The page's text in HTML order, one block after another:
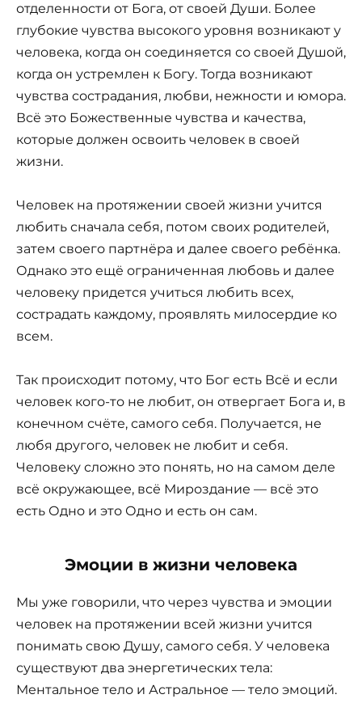
отделенности от Бога, от своей Души. Более
глубокие чувства высокого уровня возникают у
человека, когда он соединяется со своей Душой,
когда он устремлен к Богу. Тогда возникают
чувства сострадания, любви, нежности и юмора.
Всё это Божественные чувства и качества,
которые должен освоить человек в своей
жизни.
Человек на протяжении своей жизни учится
любить сначала себя, потом своих родителей,
затем своего партнёра и далее своего ребёнка.
Однако это ещё ограниченная любовь и далее
человеку придется учиться любить всех,
сострадать каждому, проявлять милосердие ко
всем.
Так происходит потому, что Бог есть Всё и если
человек кого-то не любит, он отвергает Бога и, в
конечном счёте, самого себя. Получается, не
любя другого, человек не любит и себя.
Человеку сложно это понять, но на самом деле
всё окружающее, всё Мироздание — всё это
есть Одно и это Одно и есть он сам.
Эмоции в жизни человека
Мы уже говорили, что через чувства и эмоции
человек на протяжении всей жизни учится
понимать свою Душу, самого себя. У человека
существуют два энергетических тела:
Ментальное тело и Астральное — тело эмоций.